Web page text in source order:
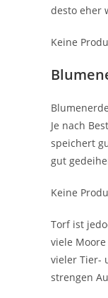
desto eher
Keine
Je nach
speichert
gut
Keine
Torf ist
viele
vieler Tier-
strengen